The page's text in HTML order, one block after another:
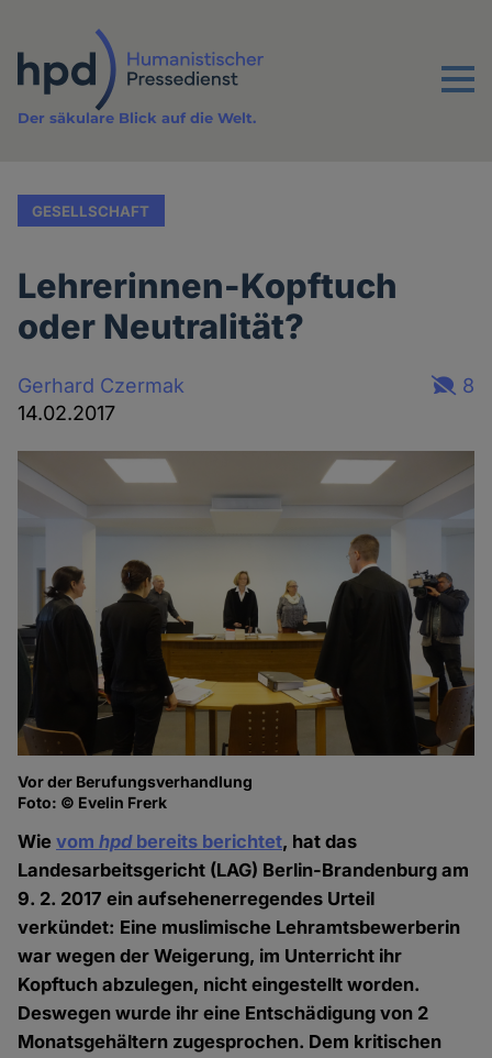
Inhalt
Menu
Der säkulare Blick auf die Welt.
GESELLSCHAFT
Lehrerinnen-Kopftuch
oder Neutralität?
Gerhard Czermak
14.02.2017
8
Vor der Berufungsverhandlung
Foto: © Evelin Frerk
Wievomhpdbereits berichtet, hat das
Landesarbeitsgericht (LAG) Berlin-Brandenburg am
9. 2. 2017 ein aufsehenerregendes Urteil
verkündet: Eine muslimische Lehramtsbewerberin
war wegen der Weigerung, im Unterricht ihr
Kopftuch abzulegen, nicht eingestellt worden.
Deswegen wurde ihr eine Entschädigung von 2
Monatsgehältern zugesprochen. Dem kritischen